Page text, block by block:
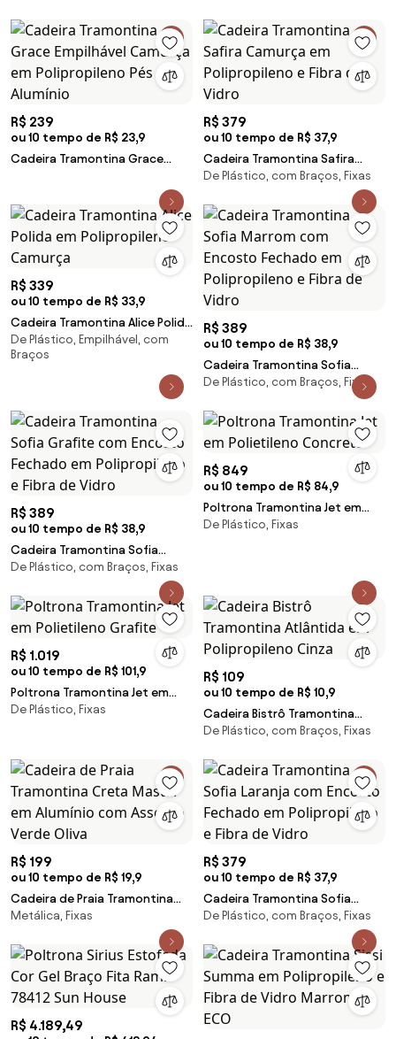
R$ 239
ou 10 tempo de R$ 23,9
Cadeira Tramontina Grace
R$ 379
ou 10 tempo de R$ 37,9
Cadeira Tramontina Safira
Camurça em Polipropileno e
De Plástico, com Braços, Fixas
R$ 339
ou 10 tempo de R$ 33,9
Cadeira Tramontina Alice Polida
em Polipropileno Camurça
De Plástico, Empilhável, com
Braços
R$ 389
ou 10 tempo de R$ 38,9
Cadeira Tramontina Sofia
Marrom com Encosto Fechado
em Polipropileno e Fibra de
Vidro
De Plástico, com Braços, Fixas
R$ 389
ou 10 tempo de R$ 38,9
Cadeira Tramontina Sofia
Grafite com Encosto Fechado
em Polipropileno e Fibra de
Vidro
De Plástico, com Braços, Fixas
R$ 849
ou 10 tempo de R$ 84,9
Poltrona Tramontina Jet em
Polietileno Concreto
De Plástico, Fixas
R$ 1.019
ou 10 tempo de R$ 101,9
Poltrona Tramontina Jet em
Polietileno Grafite
De Plástico, Fixas
R$ 109
ou 10 tempo de R$ 10,9
Cadeira Bistrô Tramontina
Atlântida em Polipropileno
De Plástico, com Braços, Fixas
R$ 199
ou 10 tempo de R$ 19,9
Cadeira de Praia Tramontina
Creta Master em Alumínio com
Metálica, Fixas
R$ 379
ou 10 tempo de R$ 37,9
Cadeira Tramontina Sofia
Laranja com Encosto Fechado
em Polipropileno e Fibra de
Vidro
De Plástico, com Braços, Fixas
R$ 4.189,49